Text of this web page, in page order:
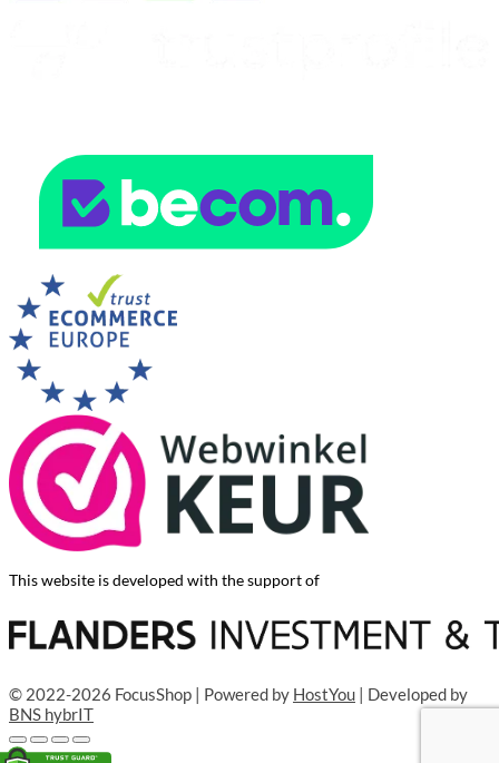
This website is developed with the support of
© 2022-2026 FocusShop | Powered by HostYou | Developed by
BNS hybrIT